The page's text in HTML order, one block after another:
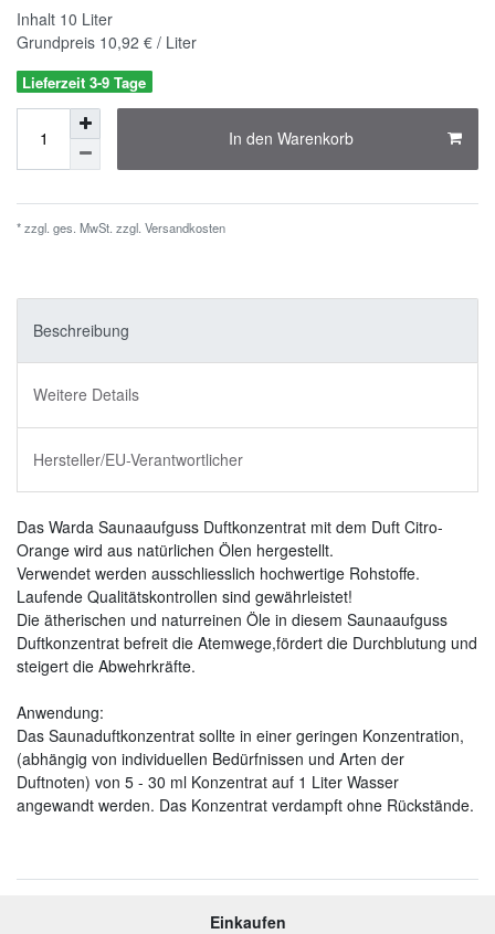
Inhalt 10 Liter
Grundpreis 10,92 € / Liter
Lieferzeit 3-9 Tage
In den Warenkorb
* zzgl. ges. MwSt. zzgl. Versandkosten
Beschreibung
Weitere Details
Hersteller/EU-Verantwortlicher
Das Warda Saunaaufguss Duftkonzentrat mit dem Duft Citro-
Orange wird aus natürlichen Ölen hergestellt.
Verwendet werden ausschliesslich hochwertige Rohstoffe.
Laufende Qualitätskontrollen sind gewährleistet!
Die ätherischen und naturreinen Öle in diesem Saunaaufguss
Duftkonzentrat befreit die Atemwege,fördert die Durchblutung und
steigert die Abwehrkräfte.
Anwendung:
Das Saunaduftkonzentrat sollte in einer geringen Konzentration,
(abhängig von individuellen Bedürfnissen und Arten der
Duftnoten) von 5 - 30 ml Konzentrat auf 1 Liter Wasser
angewandt werden. Das Konzentrat verdampft ohne Rückstände.
Einkaufen